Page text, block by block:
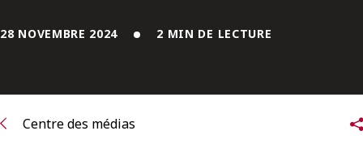
Contactez-nous
S’abonner aux articles Osler
28 NOVEMBRE 2024 2 MIN DE LECTURE
Centre des médias